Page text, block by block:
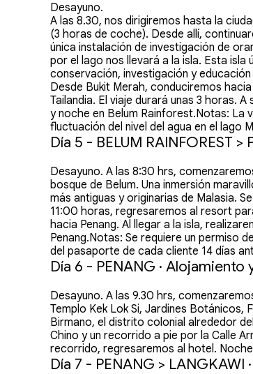
Desayuno.
A las 8.30, nos dirigiremos hasta la
(3 horas de coche). Desde allí,
única instalación de investigación de
por el lago nos llevará a la isla. Esta
conservación, investigación y
Desde Bukit Merah, conduciremos
Tailandia. El viaje durará unas 3 horas.
y noche en Belum Rainforest.Notas: La
fluctuación del nivel del agua en el lago
Día 5 - BELUM RAINFOREST >
Desayuno. A las 8:30 hrs,
bosque de Belum. Una inmersión
más antiguas y originarias de Malasia.
11:00 horas, regresaremos al resort
hacia Penang. Al llegar a la isla,
Penang.Notas: Se requiere un permiso
del pasaporte de cada cliente 14 días
Día 6 - PENANG · Alojamiento
Desayuno. A las 9.30 hrs,
Templo Kek Lok Si, Jardines Botánicos,
Birmano, el distrito colonial alrededor
Chino y un recorrido a pie por la Calle
recorrido, regresaremos al hotel. Noche
Día 7 - PENANG >